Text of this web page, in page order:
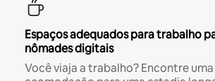
Espaços adequados para trabalho
nômades digitais
Você viaja a trabalho? Encontre uma